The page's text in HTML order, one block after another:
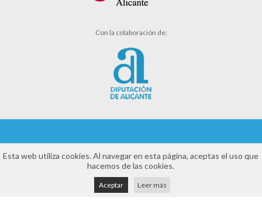
Con la colaboración de:
Aviso legal
Política de privacidad
Esta web utiliza cookies. Al navegar en esta página, aceptas el uso que
hacemos de las cookies.
Aceptar Leer más